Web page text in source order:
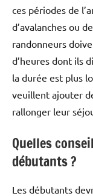
ces périodes de
d’avalanches ou
randonneurs
d’heures dont ils
la durée est plus
veuillent ajouter
rallonger leur
Quelles
débutants ?
Les débutants